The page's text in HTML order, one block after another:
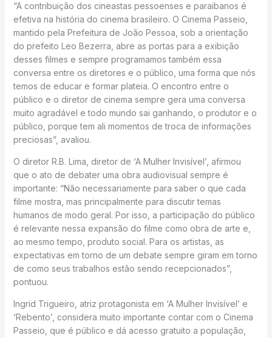
“A contribuição dos cineastas pessoenses e paraibanos é
efetiva na história do cinema brasileiro. O Cinema Passeio,
mantido pela Prefeitura de João Pessoa, sob a orientação
do prefeito Leo Bezerra, abre as portas para a exibição
desses filmes e sempre programamos também essa
conversa entre os diretores e o público, uma forma que nós
temos de educar e formar plateia. O encontro entre o
público e o diretor de cinema sempre gera uma conversa
muito agradável e todo mundo sai ganhando, o produtor e o
público, porque tem ali momentos de troca de informações
preciosas”, avaliou.
O diretor R.B. Lima, diretor de ‘A Mulher Invisível’, afirmou
que o ato de debater uma obra audiovisual sempre é
importante: “Não necessariamente para saber o que cada
filme mostra, mas principalmente para discutir temas
humanos de modo geral. Por isso, a participação do público
é relevante nessa expansão do filme como obra de arte e,
ao mesmo tempo, produto social. Para os artistas, as
expectativas em torno de um debate sempre giram em torno
de como seus trabalhos estão sendo recepcionados”,
pontuou.
Ingrid Trigueiro, atriz protagonista em ‘A Mulher Invisível’ e
‘Rebento’, considera muito importante contar com o Cinema
Passeio, que é público e dá acesso gratuito a população,